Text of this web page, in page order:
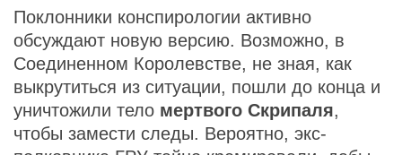
Поклонники конспирологии активно
обсуждают новую версию. Возможно, в
Соединенном Королевстве, не зная, как
выкрутиться из ситуации, пошли до конца и
уничтожили тело мертвого Скрипаля,
чтобы замести следы. Вероятно, экс-